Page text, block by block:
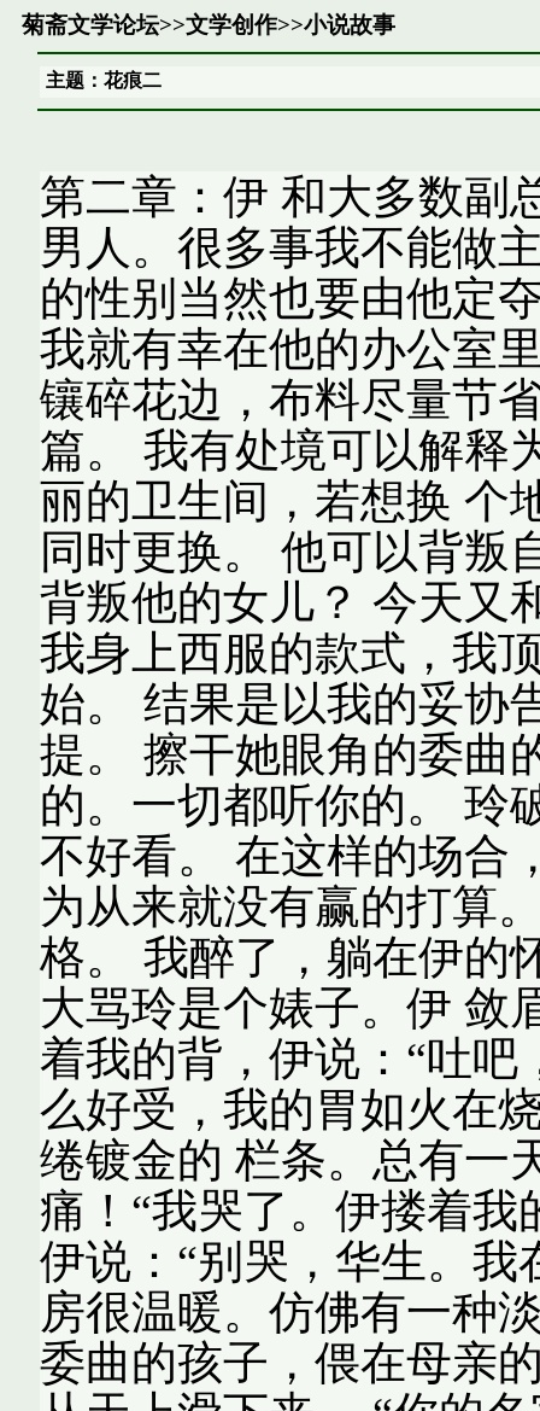
菊斋文学论坛>>文学创作>>小说故事
主题：花痕二
第二章：伊 和大多数副
男人。很多事我不能做
的性别当然也要由他定
我就有幸在他的办公室
镶碎花边，布料尽量节
篇。 我有处境可以解释
丽的卫生间，若想换 个
同时更换。 他可以背叛
背叛他的女儿？ 今天又
我身上西服的款式，我
始。 结果是以我的妥协
提。 擦干她眼角的委曲
的。一切都听你的。 玲
不好看。 在这样的场合
为从来就没有赢的打算
格。 我醉了，躺在伊的
大骂玲是个婊子。伊 敛
着我的背，伊说：“吐吧
么好受，我的胃如火在
绻镀金的 栏条。总有一
痛！“我哭了。伊搂着
伊说：“别哭，华生。我
房很温暖。仿佛有一种
委曲的孩子，偎在母亲